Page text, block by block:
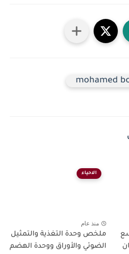
mohamed
الاحياء
منذ عام
ملخص وحدة التغذية والتمثيل
الضوئي والأوراق ووحدة الهضم